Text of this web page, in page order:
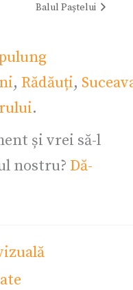
Balul Paștelui
, Rădăuți,
.
și vrei să-l
nostru? Dă-